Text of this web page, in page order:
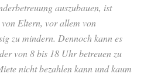
auszubauen, ist
Eltern, vor allem von
zu mindern. Dennoch kann es
von 8 bis 18 Uhr betreuen zu
nicht bezahlen kann und kaum